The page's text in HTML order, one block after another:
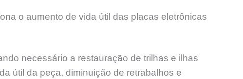
o aumento de vida útil das placas eletrônicas
necessário a restauração de trilhas e ilhas
útil da peça, diminuição de retrabalhos e